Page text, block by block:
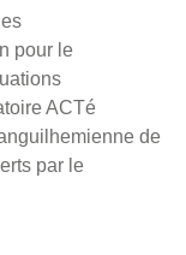
pour le
ACTé
de
par le